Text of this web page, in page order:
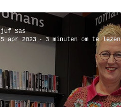
juf Sas
5 apr 2023
3 minuten om te lezen